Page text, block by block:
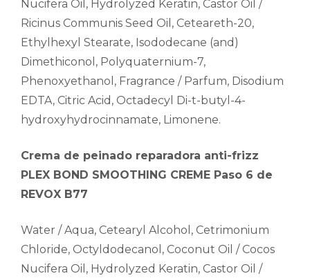
Nucifera Oil, Hydrolyzed Keratin, Castor Oil /
Ricinus Communis Seed Oil, Ceteareth-20,
Ethylhexyl Stearate, Isododecane (and)
Dimethiconol, Polyquaternium-7,
Phenoxyethanol, Fragrance / Parfum, Disodium
EDTA, Citric Acid, Octadecyl Di-t-butyl-4-
hydroxyhydrocinnamate, Limonene.
Crema de peinado reparadora anti-frizz
PLEX BOND SMOOTHING CREME Paso 6 de
REVOX B77
Water / Aqua, Cetearyl Alcohol, Cetrimonium
Chloride, Octyldodecanol, Coconut Oil / Cocos
Nucifera Oil, Hydrolyzed Keratin, Castor Oil /